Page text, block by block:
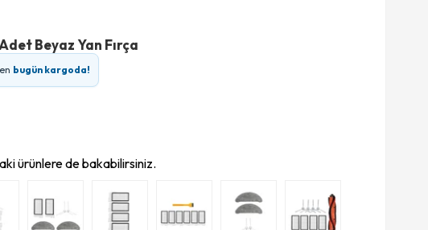
Beyaz Yan Fırça
bugün kargoda!
ürünlere de bakabilirsiniz.